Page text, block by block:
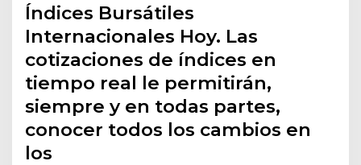
Índices Bursátiles
Internacionales Hoy. Las
cotizaciones de índices en
tiempo real le permitirán,
siempre y en todas partes,
conocer todos los cambios en
los